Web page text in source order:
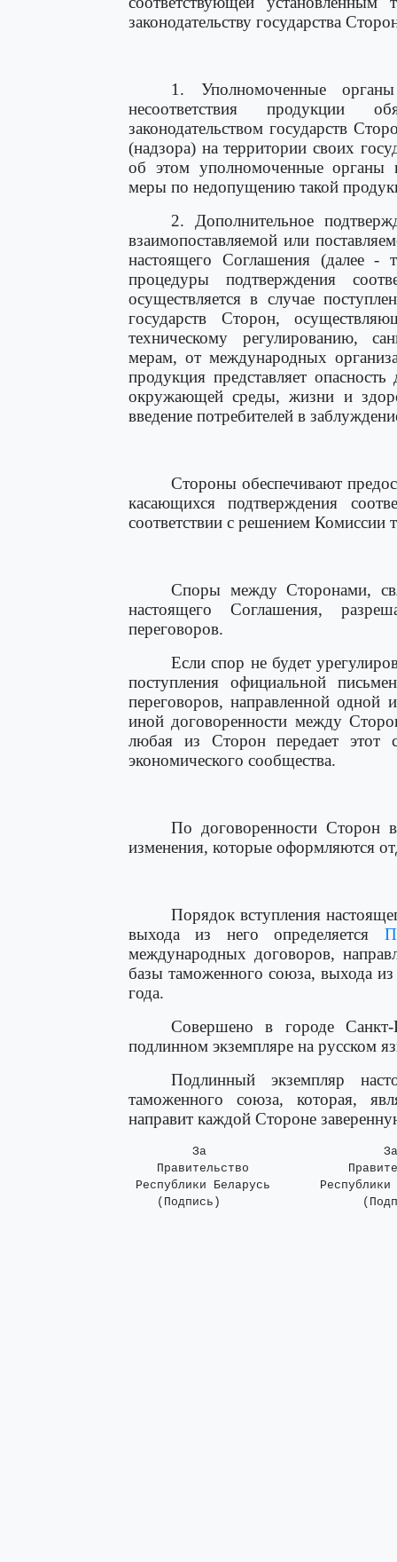
законодательству государства
1. Уполномоченные
несоответствия продукции
законодательством государств
(надзора) на территории своих
об этом уполномоченные органы
меры по недопущению такой
2. Дополнительное
взаимопоставляемой или
настоящего Соглашения (далее -
процедуры подтверждения
осуществляется в случае
государств Сторон,
техническому регулированию,
мерам, от международных
продукция представляет
окружающей среды, жизни и
введение потребителей в
Стороны обеспечивают
касающихся подтверждения
соответствии с решением Комиссии
Споры между Сторонами,
настоящего Соглашения,
переговоров.
Если спор не будет
поступления официальной
переговоров, направленной
иной договоренности между
любая из Сторон передает этот
экономического сообщества.
По договоренности Сторон
изменения, которые оформляются
Порядок вступления
выхода из него определяется
международных договоров,
базы таможенного союза, выхода
года.
Совершено в городе
подлинном экземпляре на русском
Подлинный экземпляр
таможенного союза, которая,
направит каждой Стороне
За
Правительство
Республики Беларусь
(Подпись)